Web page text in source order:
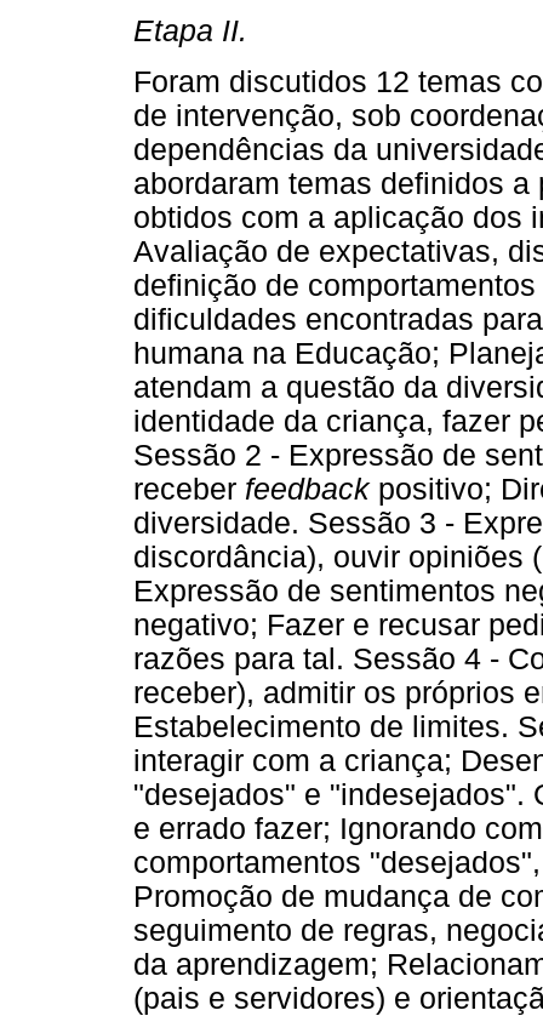
Etapa II.
Foram discutidos 12 temas
de intervenção, sob
dependências da
abordaram temas definidos
obtidos com a aplicação dos
Avaliação de expectativas,
definição de
dificuldades encontradas
humana na Educação;
atendam a questão da
identidade da criança, fazer
Sessão 2 - Expressão de
receber feedbackpositivo;
diversidade. Sessão 3 -
discordância), ouvir opiniões
Expressão de sentimentos
negativo; Fazer e recusar
razões para tal. Sessão 4 -
receber), admitir os próprios
Estabelecimento de limites.
interagir com a criança;
"desejados" e "indesejados".
e errado fazer; Ignorando
comportamentos
Promoção de mudança de
seguimento de regras,
da aprendizagem;
(pais e servidores) e